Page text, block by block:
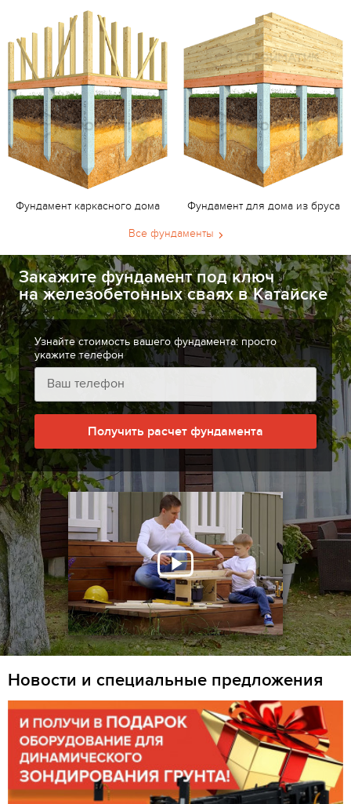
Фундамент каркасного дома Фундамент для дома из бруса
Все фундаменты
Закажите фундамент под ключ
на железобетонных сваях в Катайске
Узнайте стоимость вашего фундамента: просто
укажите телефон
Получить расчет фундамента
Новости и специальные предложения